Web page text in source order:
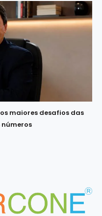
maiores desafios das